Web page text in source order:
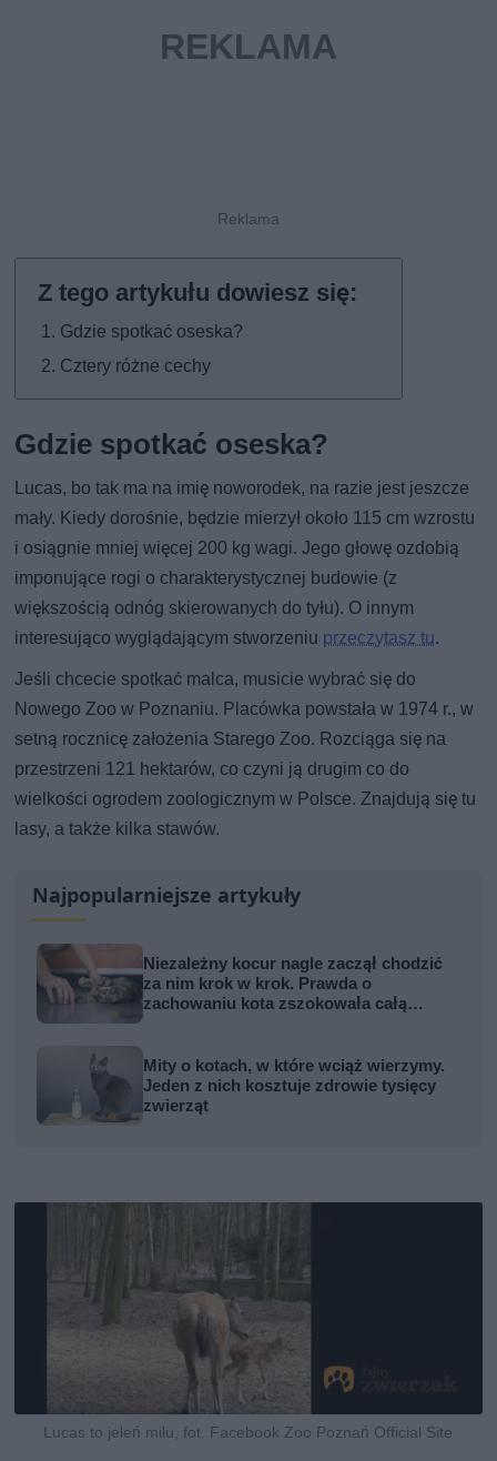
Gdzie spotkać oseska?
Cztery różne cechy
Gdzie spotkać oseska?
Lucas, bo tak ma na imię noworodek, na razie jest jeszcze
mały. Kiedy dorośnie, będzie mierzył około 115 cm wzrostu
i osiągnie mniej więcej 200 kg wagi. Jego głowę ozdobią
imponujące rogi o charakterystycznej budowie (z
większością odnóg skierowanych do tyłu). O innym
interesująco wyglądającym stworzeniu przeczytasz tu.
Jeśli chcecie spotkać malca, musicie wybrać się do
Nowego Zoo w Poznaniu. Placówka powstała w 1974 r., w
setną rocznicę założenia Starego Zoo. Rozciąga się na
przestrzeni 121 hektarów, co czyni ją drugim co do
wielkości ogrodem zoologicznym w Polsce. Znajdują się tu
lasy, a także kilka stawów.
Najpopularniejsze artykuły
Niezależny kocur nagle zaczął chodzić
za nim krok w krok. Prawda o
zachowaniu kota zszokowała całą
Mity o kotach, w które wciąż wierzymy.
Jeden z nich kosztuje zdrowie tysięcy
zwierząt
Lucas to jeleń milu, fot. Facebook Zoo Poznań Official Site